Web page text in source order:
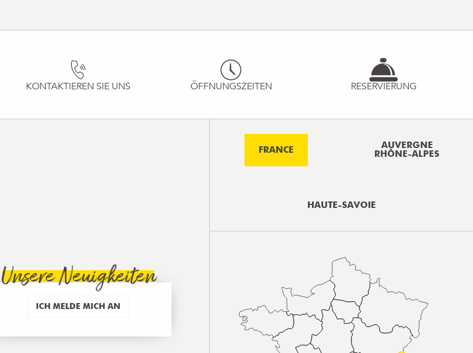
KONTAKTIEREN SIE UNS ÖFFNUNGSZEITEN RESERVIERUNG
Unsere Neuigkeiten
ICH MELDE MICH AN
FRANCE
AUVERGNE
RHÔNE-ALPES
HAUTE-SAVOIE